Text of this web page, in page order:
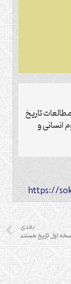
تاریخ
علوم انسانی و
بعدی
اول تاریخ هستند